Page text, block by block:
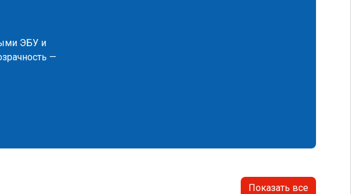
ЭБУ и
—
Показать все